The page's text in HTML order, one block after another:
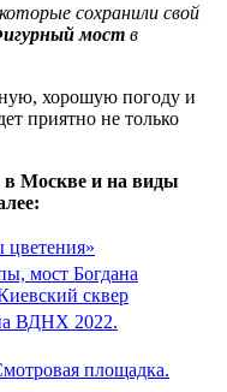
сохранили свой
мост в
хорошую погоду и
приятно не только
в Москве и на виды
цветения»
мост Богдана
сквер
ВДНХ 2022.
площадка.